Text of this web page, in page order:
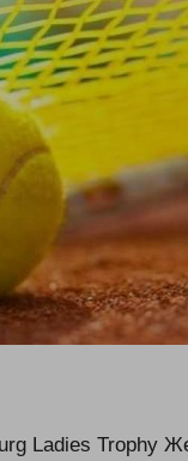
Ladies Trophy